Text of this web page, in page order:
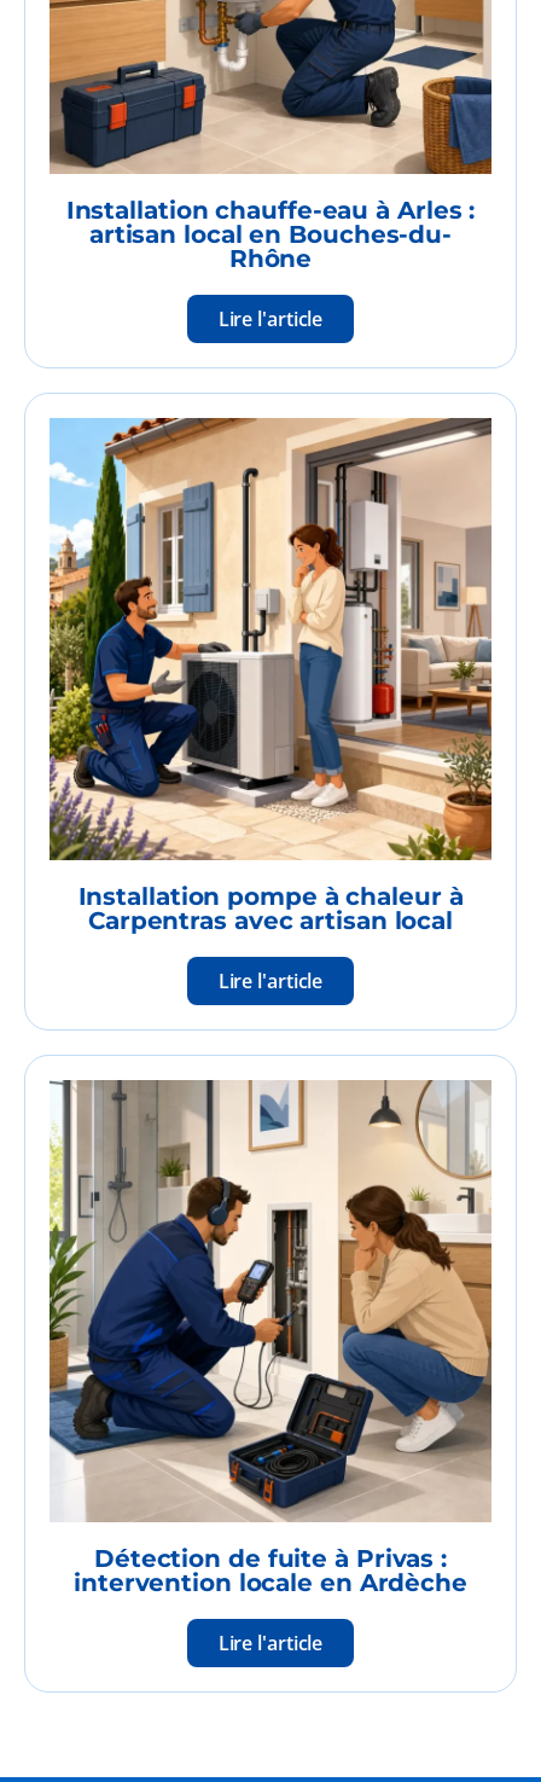
Installation chauffe-eau à Arles :
artisan local en Bouches-du-
Rhône
Lire l'article
Installation pompe à chaleur à
Carpentras avec artisan local
Lire l'article
Détection de fuite à Privas :
intervention locale en Ardèche
Lire l'article